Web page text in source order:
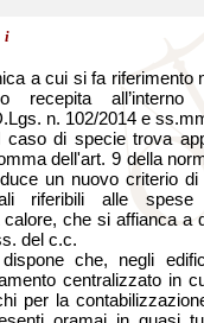
i
a cui si fa riferimento
recepita all’interno
n. 102/2014 e
caso di specie trova
dell'art. 9 della
un nuovo criterio di
riferibili alle spese
che si affianca a
del c.c.
che, negli
centralizzato in
per la